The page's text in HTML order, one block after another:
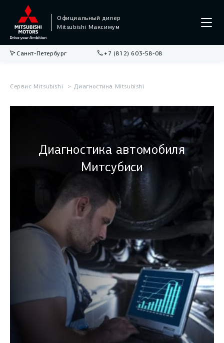
Официальный дилер
Mitsubishi Максимум
Санкт-Петербург +7 (812) 603-58-08
Сервис Mitsubishi Диагностика Mitsubishi
Диагностика автомобиля
Митсубиси